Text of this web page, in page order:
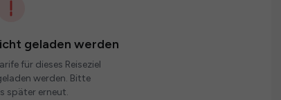
geladen werden
für dieses Reiseziel
werden. Bitte
später erneut.